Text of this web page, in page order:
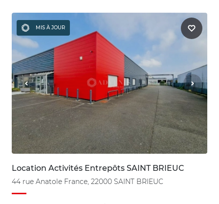
MIS À JOUR
Location Activités Entrepôts SAINT BRIEUC
44 rue Anatole France, 22000 SAINT BRIEUC